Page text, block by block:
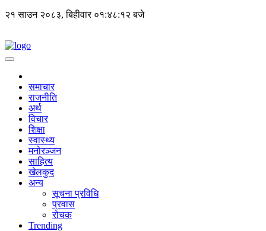
२१ साउन २०८३, बिहीवार ०१:४८:१२ बजे
समाचार
राजनीति
अर्थ
विचार
शिक्षा
स्वास्थ्य
मनोरञ्जन
साहित्य
खेलकुद
अन्य
सूचना प्रविधि
प्रवास
रोचक
Trending